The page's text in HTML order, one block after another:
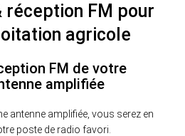
réception FM pour
agricole
FM de votre
amplifiée
antenne amplifiée, vous serez en
poste de radio favori.